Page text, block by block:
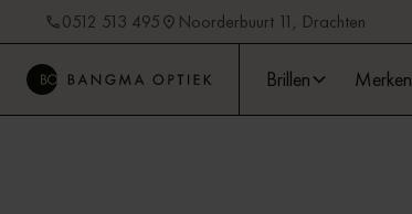
0512 513 495 Noorderbuurt 11, Drachten
Brillen Merken